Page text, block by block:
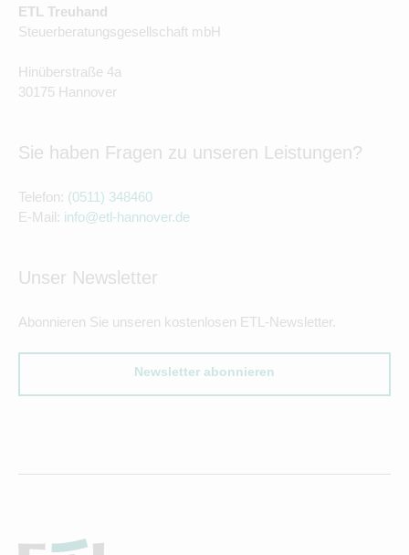
ETL Treuhand
Steuerberatungsgesellschaft mbH
Hinüberstraße 4a
30175 Hannover
Sie haben Fragen zu unseren Leistungen?
Telefon: (0511) 348460
E-Mail: info@etl-hannover.de
Unser Newsletter
Abonnieren Sie unseren kostenlosen ETL-Newsletter.
Newsletter abonnieren